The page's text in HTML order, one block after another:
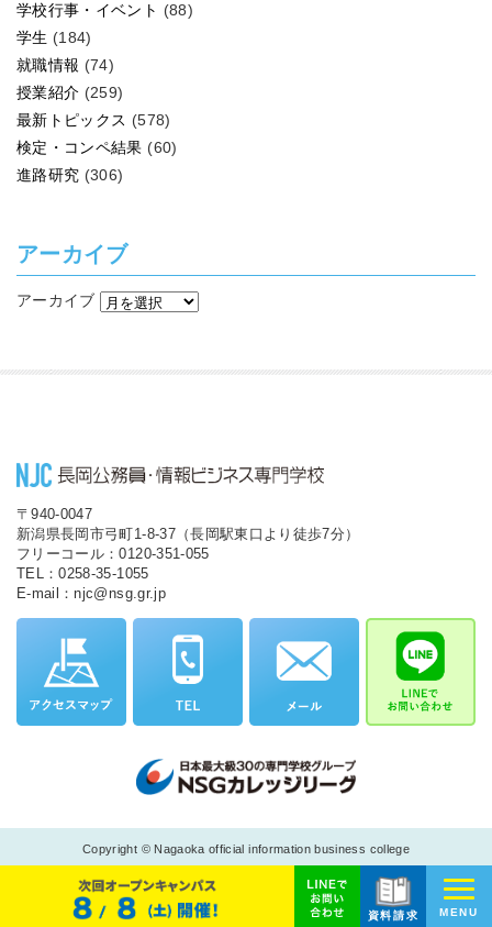
学校行事・イベント (88)
学生 (184)
就職情報 (74)
授業紹介 (259)
最新トピックス (578)
検定・コンペ結果 (60)
進路研究 (306)
アーカイブ
アーカイブ
〒940-0047
新潟県長岡市弓町1-8-37（長岡駅東口より徒歩7分）
フリーコール：0120-351-055
TEL：0258-35-1055
E-mail：njc@nsg.gr.jp
Copyright © Nagaoka official information business college
資料請求 MENU